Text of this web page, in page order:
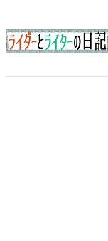
容
を